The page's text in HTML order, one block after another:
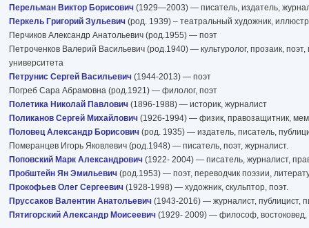
Перельман Виктор Борисович (1929—2003) — писатель, издатель,
Перкель Григорий Зульевич (род. 1939) – театральный художник,
Перчиков Александр Анатольевич (род.1955) — поэт
Петроченков Валерий Васильевич (род.1940) — культуролог, прозаик,
университета
Петрунис Сергей Васильевич (1944-2013) — поэт
Погреб Сара Абрамовна (род.1921) — филолог, поэт
Полетика Николай Павлович (1896-1988) — историк, журналист
Поликанов Сергей Михайлович (1926-1994) — физик, правозащитник,
Половец Александр Борисович (род. 1935) — издатель, писатель,
Померанцев Игорь Яковлевич (род.1948) — писатель, поэт, журналист.
Поповский Марк Александрович (1922- 2004) — писатель, журналист,
Пробштейн Ян Эмильевич (род.1953) — поэт, переводчик поэзии,
Прокофьев Олег Сергеевич (1928-1998) — художник, скульптор, поэт.
Пруссаков Валентин Анатольевич (1943-2016) — журналист, публицист,
Пятигорский Александр Моисеевич (1929- 2009) — философ, востоковед,